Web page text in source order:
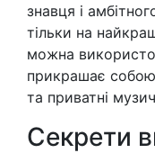
знавця і
тільки на
можна
прикрашає собою
та приватні
Cекрети